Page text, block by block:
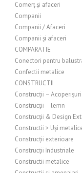
Comerț și afaceri
Companii
Companii / Afaceri
Companii și afaceri
COMPARATIE
Conectori pentru
Confectii metalice
CONSTRUCTII
Construcții – Acoperișuri
Construcții – lemn
Construcții & Design
Constructii > Uși
Construcții exterioare
Construcții Industriale
Constructii metalice